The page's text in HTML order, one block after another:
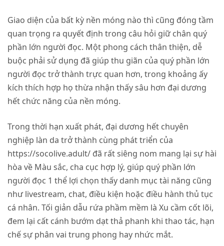
Giao diện của bất kỳ nền móng nào thì cũng đóng tầm
quan trọng ra quyết định trong câu hỏi giữ chân quý
phần lớn người đọc. Một phong cách thân thiện, dễ
buộc phải sử dụng đã giúp thu giãn của quý phần lớn
người đọc trở thành trực quan hơn, trong khoảng ấy
kích thích hợp họ thừa nhận thấy sâu hơn đại dương
hết chức năng của nền móng.
Trong thời hạn xuất phát, đại dương hết chuyên
nghiệp làn da trở thành cùng phát triển của
https://socolive.adult/ đã rất siêng nom mang lại sự hài
hòa về Màu sắc, cha cục hợp lý, giúp quý phần lớn
người đọc 1 thể lợi chọn thấy danh mục tài năng cũng
như livestream, chat, điều kiện hoặc điều hành thủ tục
cá nhân. Tối giản dẫu rứa phầm mềm là Xu cầm cốt lõi,
đem lại cất cánh bướm dạt thả phanh khi thao tác, hạn
chế sự phân vai trung phong hay nhức mắt.